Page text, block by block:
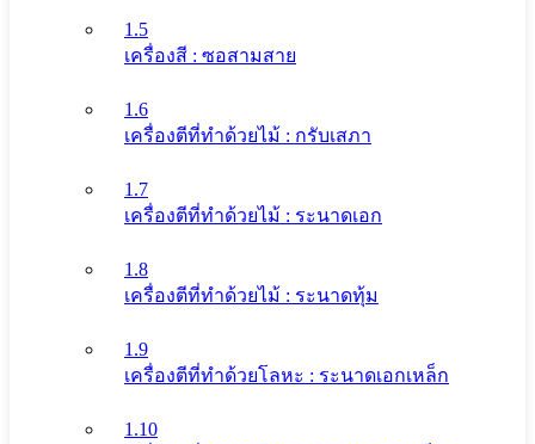
1.5
เครื่องสี : ซอสามสาย
1.6
เครื่องตีที่ทําด้วยไม้ : กรับเสภา
1.7
เครื่องตีที่ทําด้วยไม้ : ระนาดเอก
1.8
เครื่องตีที่ทําด้วยไม้ : ระนาดทุ้ม
1.9
เครื่องตีที่ทําด้วยโลหะ : ระนาดเอกเหล็ก
1.10